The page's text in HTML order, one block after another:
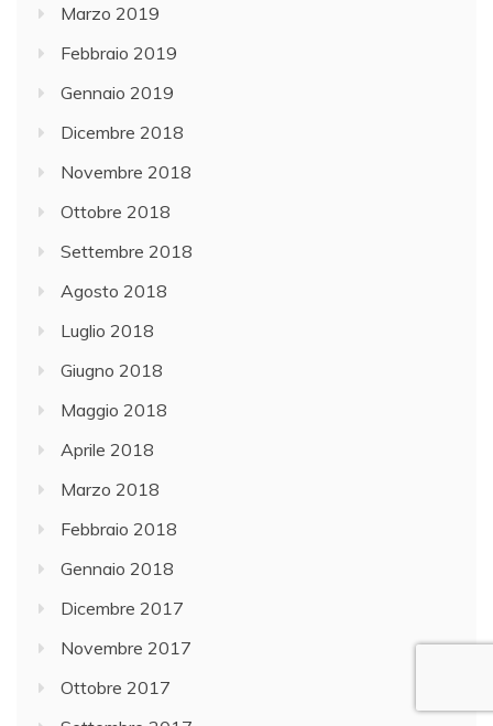
Marzo 2019
Febbraio 2019
Gennaio 2019
Dicembre 2018
Novembre 2018
Ottobre 2018
Settembre 2018
Agosto 2018
Luglio 2018
Giugno 2018
Maggio 2018
Aprile 2018
Marzo 2018
Febbraio 2018
Gennaio 2018
Dicembre 2017
Novembre 2017
Ottobre 2017